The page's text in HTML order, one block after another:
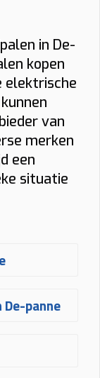
in De-
kopen
elektrische
van
merken
een
situatie
in De-
op
panne